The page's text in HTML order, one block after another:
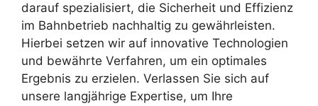
darauf spezialisiert, die Sicherheit und Effizienz
im Bahnbetrieb nachhaltig zu gewährleisten.
Hierbei setzen wir auf innovative Technologien
und bewährte Verfahren, um ein optimales
Ergebnis zu erzielen. Verlassen Sie sich auf
unsere langjährige Expertise, um Ihre